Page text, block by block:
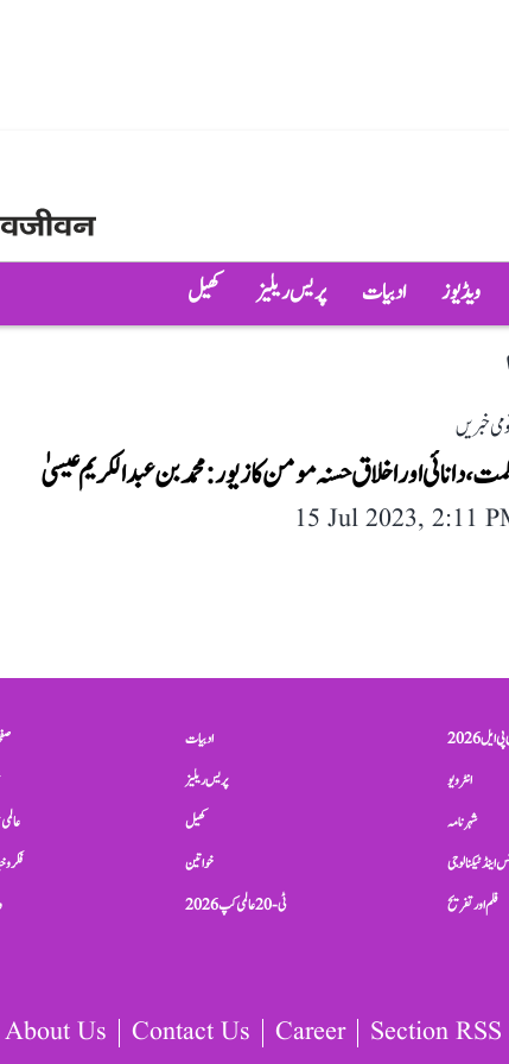
ویڈیوز ادبیات پریس ریلیز کھیل
خبریں
دانائی اور اخلاق حسنہ مومن کا زیور: محمد بن عبدالکریم عیسیٰ
15 Jul 2023, 2:11
فکر
ادبیات
پریس ریلیز
کھیل
خواتین
ٹی-20 عالمی کپ 2026
ایل 2026
انٹرویو
شہرنامہ
اینڈ ٹیکنالوجی
فلم اور تفریح
About Us Contact Us Career Section RSS